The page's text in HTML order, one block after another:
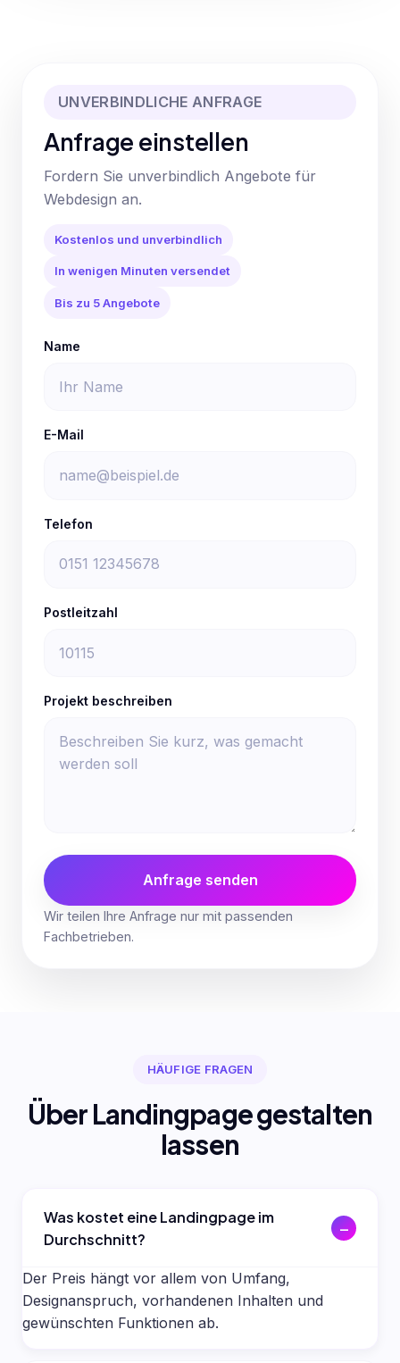
UNVERBINDLICHE ANFRAGE
Anfrage einstellen
Fordern Sie unverbindlich Angebote für
Webdesign an.
Kostenlos und unverbindlich
In wenigen Minuten versendet
Bis zu 5 Angebote
Name
E-Mail
Telefon
Postleitzahl
Projekt beschreiben
Anfrage senden
Wir teilen Ihre Anfrage nur mit passenden
Fachbetrieben.
HÄUFIGE FRAGEN
Über Landingpage gestalten
lassen
Was kostet eine Landingpage im
Durchschnitt?
Der Preis hängt vor allem von Umfang,
Designanspruch, vorhandenen Inhalten und
gewünschten Funktionen ab.